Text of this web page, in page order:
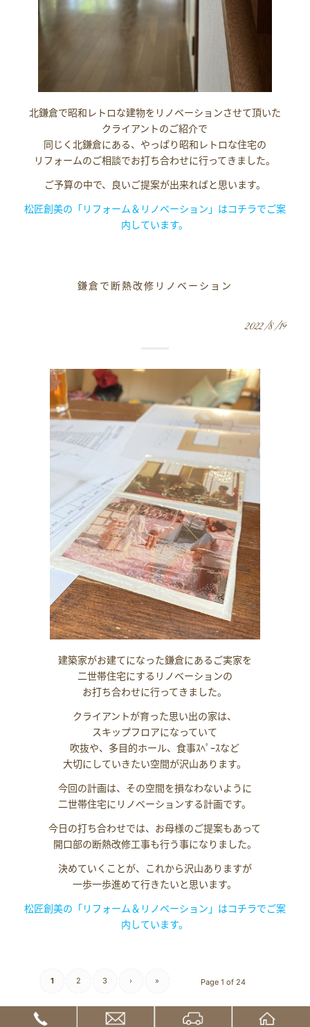
北鎌倉で昭和レトロな建物をリノベーションさせて頂いた
クライアントのご紹介で
同じく北鎌倉にある、やっぱり昭和レトロな住宅の
リフォームのご相談でお打ち合わせに行ってきました。
ご予算の中で、良いご提案が出来ればと思います。
松匠創美の「リフォーム＆リノベーション」はコチラでご案
内しています。
鎌倉で断熱改修リノベーション
2022/8/19
建築家がお建てになった鎌倉にあるご実家を
二世帯住宅にするリノベーションの
お打ち合わせに行ってきました。
クライアントが育った思い出の家は、
スキップフロアになっていて
吹抜や、多目的ホール、食事ｽﾍﾟｰｽなど
大切にしていきたい空間が沢山あります。
今回の計画は、その空間を損なわないように
二世帯住宅にリノベーションする計画です。
今日の打ち合わせでは、お母様のご提案もあって
開口部の断熱改修工事も行う事になりました。
決めていくことが、これから沢山ありますが
一歩一歩進めて行きたいと思います。
松匠創美の「リフォーム＆リノベーション」はコチラでご案
内しています。
Page 1 of 24
1 2 3 › »